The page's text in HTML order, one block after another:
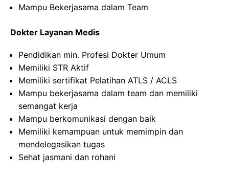
Mampu Bekerjasama dalam Team
Dokter Layanan Medis
Pendidikan min. Profesi Dokter Umum
Memiliki STR Aktif
Memiliki sertifikat Pelatihan ATLS / ACLS
Mampu bekerjasama dalam team dan memiliki
semangat kerja
Mampu berkomunikasi dengan baik
Memiliki kemampuan untuk memimpin dan
mendelegasikan tugas
Sehat jasmani dan rohani